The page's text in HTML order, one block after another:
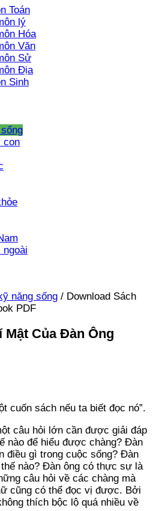
Toán
lý
Hóa
Văn
Sử
Địa
Sinh
con
năng sống / Download Sách
PDF
Mật Của Đàn Ông
cuốn sách nếu ta biết đọc nó”.
câu hỏi lớn cần được giải đáp
nào để hiểu được chàng? Đàn
điều gì trong cuộc sống? Đàn
nào? Đàn ông có thực sự là
câu hỏi về các chàng mà
cũng có thể đọc vị được. Bởi
thích bộc lộ quá nhiều về